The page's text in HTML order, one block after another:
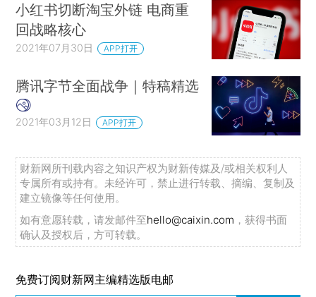
而阿里、字节两大竞争对手首当其冲成了腾讯
屏蔽链接的对象，阿里旗下淘宝、天猫、支付宝、
山小视频、飞书等App的链接都已经被封杀。支付
宝、抖音这些几亿用户使用的App合规上做的不一
定比腾讯差，腾讯屏蔽他们不是出于竞争还能是什
么？
原因三、控制被投资企业需要。
链接屏蔽还帮腾讯对被投资的企业保持很强的
控制力。以中短视频为例，即便是被腾讯投资的快
放，必须通过小程序才行，而抖音则干脆连小程序
小红书切断淘宝外链 电商重
回战略核心
2021年07月30日 APP打开
腾讯字节全面战争｜特稿精选
2021年03月12日 APP打开
财新网所刊载内容之知识产权为财新传媒及/或相关权利人
专属所有或持有。未经许可，禁止进行转载、摘编、复制及
建立镜像等任何使用。
如有意愿转载，请发邮件至hello@caixin.com ，获得书面
确认及授权后，方可转载。
免费订阅财新网主编精选版电邮